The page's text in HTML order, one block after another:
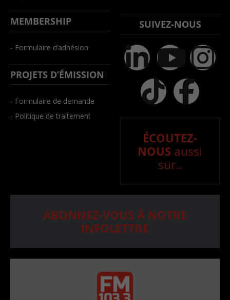
MEMBERSHIP
- Formulaire d’adhésion
PROJETS D’ÉMISSION
- Formulaire de demande
- Politique de traitement
SUIVEZ-NOUS
ÉCOUTEZ-
NOUS aussi
sur..
ABONNEZ-VOUS À NOTRE
INFOLETTRE